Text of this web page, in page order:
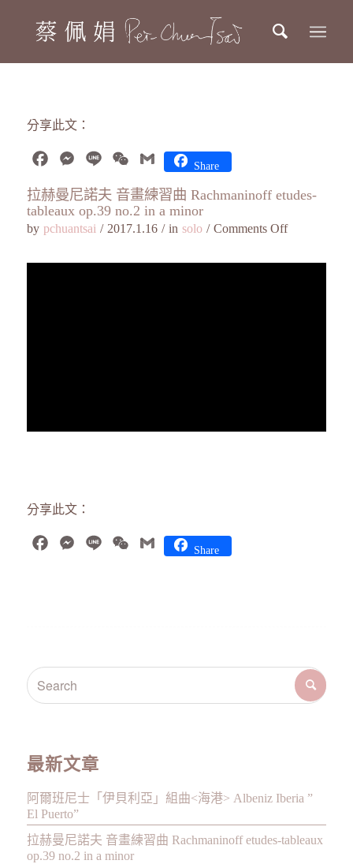
分享此文：
FacebookMessenger
Line WeChatGmail
Share
拉赫曼尼諾夫 音畫練習曲 Rachmaninoff etudes-
tableaux op.39 no.2 in a minor
by pchuantsai / 2017.1.16 / in solo / Comments Off
分享此文：
FacebookMessenger
Line WeChatGmail
Share
最新文章
阿爾班尼士「伊貝利亞」組曲<海港> Albeniz Iberia ”
El Puerto”
拉赫曼尼諾夫 音畫練習曲 Rachmaninoff etudes-tableaux
op.39 no.2 in a minor